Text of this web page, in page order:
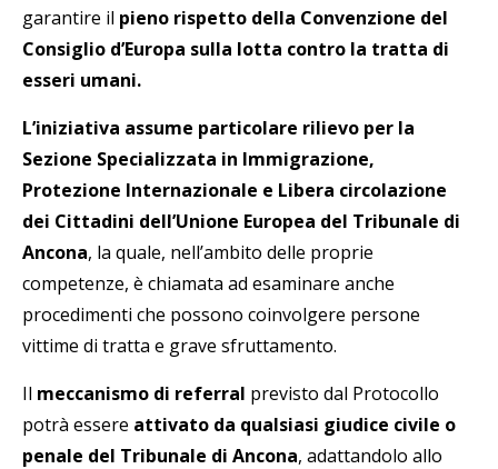
garantire il pieno rispetto della Convenzione del
Consiglio d’Europa sulla lotta contro la tratta di
esseri umani.
L’iniziativa assume particolare rilievo per la
Sezione Specializzata in Immigrazione,
Protezione Internazionale e Libera circolazione
dei Cittadini dell’Unione Europea del Tribunale di
Ancona, la quale, nell’ambito delle proprie
competenze, è chiamata ad esaminare anche
procedimenti che possono coinvolgere persone
vittime di tratta e grave sfruttamento.
Il meccanismo di referral previsto dal Protocollo
potrà essere attivato da qualsiasi giudice civile o
penale del Tribunale di Ancona, adattandolo allo